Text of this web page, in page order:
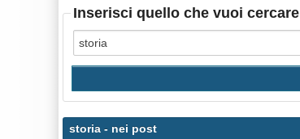
Inserisci quello che vuoi cercare
storia - nei post